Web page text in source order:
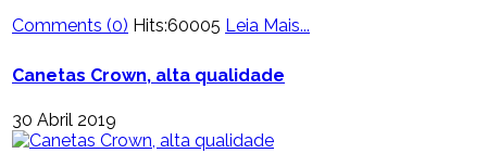
Comments (0) Hits:60005 Leia Mais...
Canetas Crown, alta qualidade
30 Abril 2019